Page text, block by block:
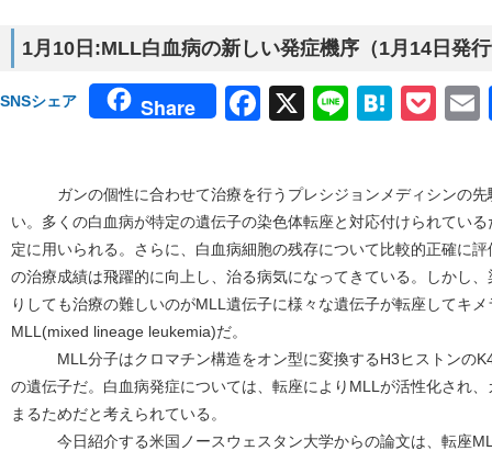
1月10日:MLL白血病の新しい発症機序（1月14日発
SNSシェア Share Facebook
X Line
ガンの個性に合わせて治療を行うプレシジョンメディシンの先
い。多くの白血病が特定の遺伝子の染色体転座と対応付けられてい
定に用いられる。さらに、白血病細胞の残存について比較的正確に
の治療成績は飛躍的に向上し、治る病気になってきている。しかし
りしても治療の難しいのがMLL遺伝子に様々な遺伝子が転座してキ
MLL(mixed lineage leukemia)だ。
MLL分子はクロマチン構造をオン型に変換するH3ヒストンのK4
の遺伝子だ。白血病発症については、転座によりMLLが活性化され
まるためだと考えられている。
今日紹介する米国ノースウェスタン大学からの論文は、転座